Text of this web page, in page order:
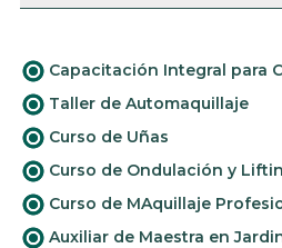
Capacitación Integral para
Taller de Automaquillaje
Curso de Uñas
Curso de Ondulación y
Curso de MAquillaje
Auxiliar de Maestra en